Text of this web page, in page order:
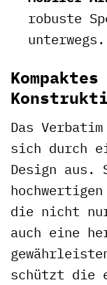
robuste
unterwegs.
Das
sich durch
Design aus.
die nicht
auch eine
schützt die